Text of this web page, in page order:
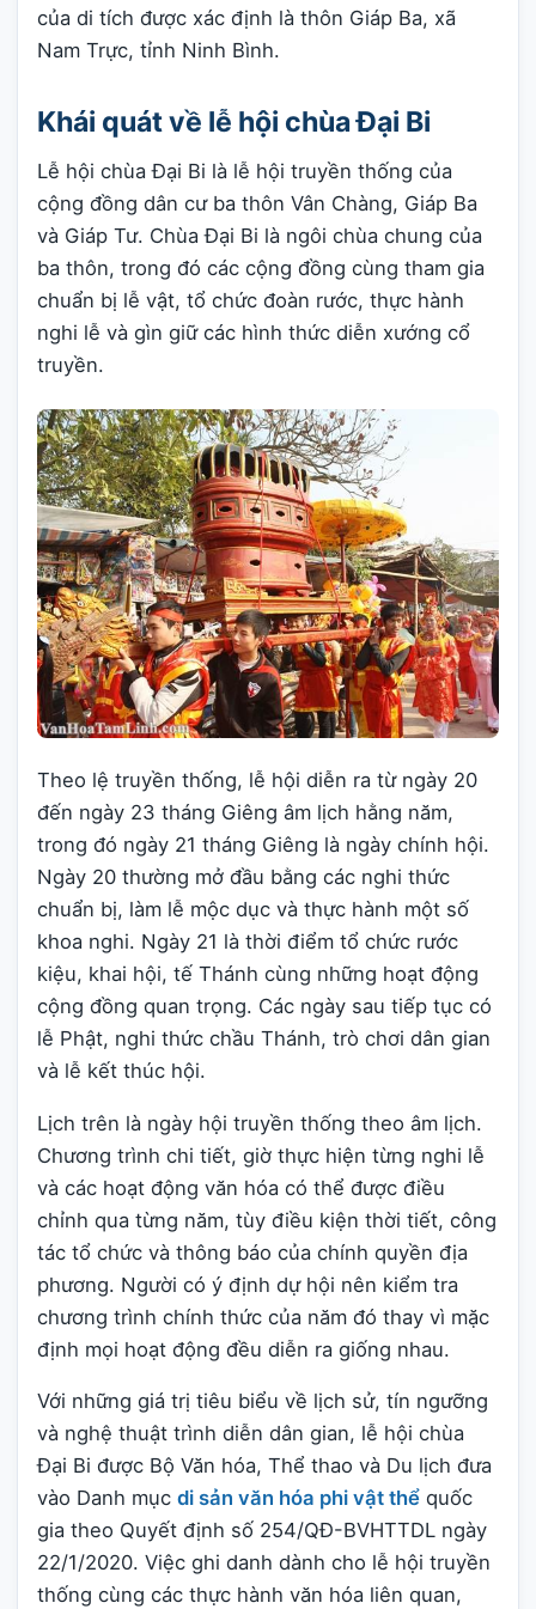
của di tích được xác định là thôn Giáp Ba, xã
Nam Trực, tỉnh Ninh Bình.
Khái quát về lễ hội chùa Đại Bi
Lễ hội chùa Đại Bi là lễ hội truyền thống của
cộng đồng dân cư ba thôn Vân Chàng, Giáp Ba
và Giáp Tư. Chùa Đại Bi là ngôi chùa chung của
ba thôn, trong đó các cộng đồng cùng tham gia
chuẩn bị lễ vật, tổ chức đoàn rước, thực hành
nghi lễ và gìn giữ các hình thức diễn xướng cổ
truyền.
Theo lệ truyền thống, lễ hội diễn ra từ ngày 20
đến ngày 23 tháng Giêng âm lịch hằng năm,
trong đó ngày 21 tháng Giêng là ngày chính hội.
Ngày 20 thường mở đầu bằng các nghi thức
chuẩn bị, làm lễ mộc dục và thực hành một số
khoa nghi. Ngày 21 là thời điểm tổ chức rước
kiệu, khai hội, tế Thánh cùng những hoạt động
cộng đồng quan trọng. Các ngày sau tiếp tục có
lễ Phật, nghi thức chầu Thánh, trò chơi dân gian
và lễ kết thúc hội.
Lịch trên là ngày hội truyền thống theo âm lịch.
Chương trình chi tiết, giờ thực hiện từng nghi lễ
và các hoạt động văn hóa có thể được điều
chỉnh qua từng năm, tùy điều kiện thời tiết, công
tác tổ chức và thông báo của chính quyền địa
phương. Người có ý định dự hội nên kiểm tra
chương trình chính thức của năm đó thay vì mặc
định mọi hoạt động đều diễn ra giống nhau.
Với những giá trị tiêu biểu về lịch sử, tín ngưỡng
và nghệ thuật trình diễn dân gian, lễ hội chùa
Đại Bi được Bộ Văn hóa, Thể thao và Du lịch đưa
vào Danh mục di sản văn hóa phi vật thể quốc
gia theo Quyết định số 254/QĐ-BVHTTDL ngày
22/1/2020. Việc ghi danh dành cho lễ hội truyền
thống cùng các thực hành văn hóa liên quan,